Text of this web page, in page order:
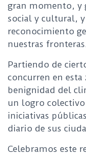
gran momento, y
social y cultural,
reconocimiento
nuestras
Partiendo de
concurren en
benignidad del
un logro colectivo
iniciativas
diario de sus
Celebramos este